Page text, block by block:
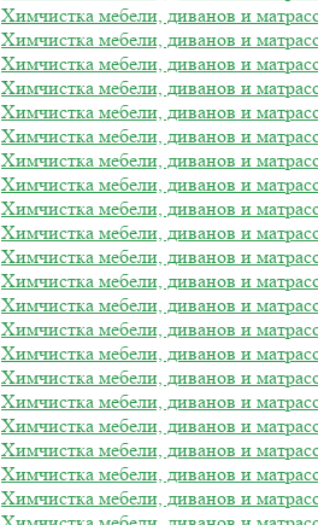
Химчистка мебели, диванов и
Химчистка мебели, диванов и
Химчистка мебели, диванов и
Химчистка мебели, диванов и
Химчистка мебели, диванов и
Химчистка мебели, диванов и
Химчистка мебели, диванов и
Химчистка мебели, диванов и
Химчистка мебели, диванов и
Химчистка мебели, диванов и
Химчистка мебели, диванов и
Химчистка мебели, диванов и
Химчистка мебели, диванов и
Химчистка мебели, диванов и
Химчистка мебели, диванов и
Химчистка мебели, диванов и
Химчистка мебели, диванов и
Химчистка мебели, диванов и
Химчистка мебели, диванов и
Химчистка мебели, диванов и
Химчистка мебели, диванов и